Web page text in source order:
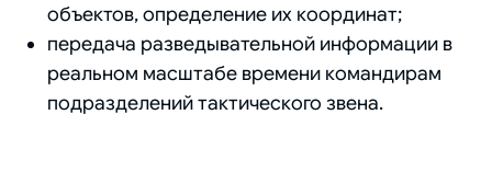
объектов, определение их координат;
передача разведывательной информации в
реальном масштабе времени командирам
подразделений тактического звена.